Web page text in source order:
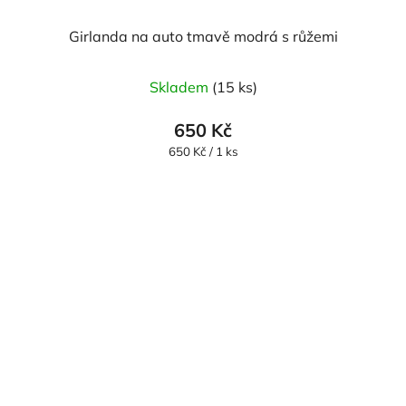
Girlanda na auto tmavě modrá s růžemi
Skladem (15 ks)
650 Kč
Měrná
650 Kč / 1 ks